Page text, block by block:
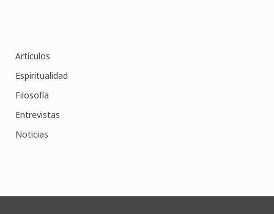
Artículos
Espiritualidad
Filosofía
Entrevistas
Noticias